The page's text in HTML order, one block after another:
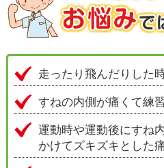
走ったり飛んだりした
すねの内側が痛くて練
運動時や運動後にすね
かけてズキズキとした